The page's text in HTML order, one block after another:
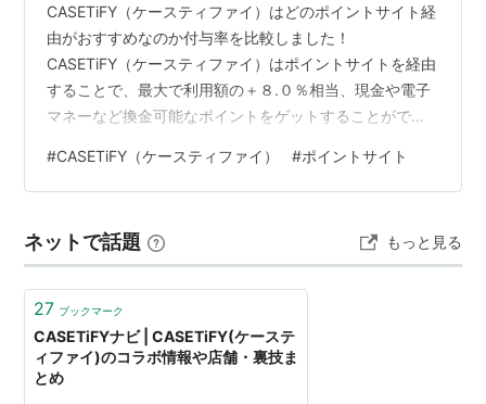
CASETiFY（ケースティファイ）はどのポイントサイト経
由がおすすめなのか付与率を比較しました！
CASETiFY（ケースティファイ）はポイントサイトを経由
することで、最大で利用額の＋８.０％相当、現金や電子
マネーなど換金可能なポイントをゲットすることができ
CASETiFY（ケースティファイ）の申込みは、どのポイン
トサイトを経由するとお得に利用できるのか比較・検討
ントサイト別のポイント付与率を比較してみた ポイント
サイト名 ポイント還元率 当ブログ特典 楽天リーベイツ
（Rebates） +3.5…
#CASETiFY（ケースティファイ） #ポイントサイト
ネットで話題 もっと見る
27 ブックマーク
CASETiFYナビ | CASETiFY(ケーステ
ィファイ)のコラボ情報や店舗・裏技ま
とめ